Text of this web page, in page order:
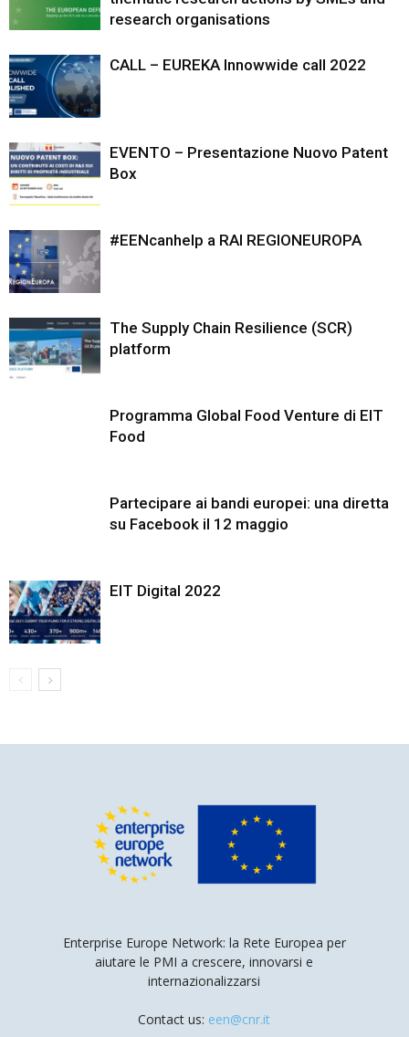
research organisations
CALL – EUREKA Innowwide call 2022
EVENTO – Presentazione Nuovo Patent
Box
#EENcanhelp a RAI REGIONEUROPA
The Supply Chain Resilience (SCR)
platform
Programma Global Food Venture di EIT
Food
Partecipare ai bandi europei: una diretta
su Facebook il 12 maggio
EIT Digital 2022
Enterprise Europe Network: la Rete Europea per
aiutare le PMI a crescere, innovarsi e
internazionalizzarsi
Contact us: een@cnr.it